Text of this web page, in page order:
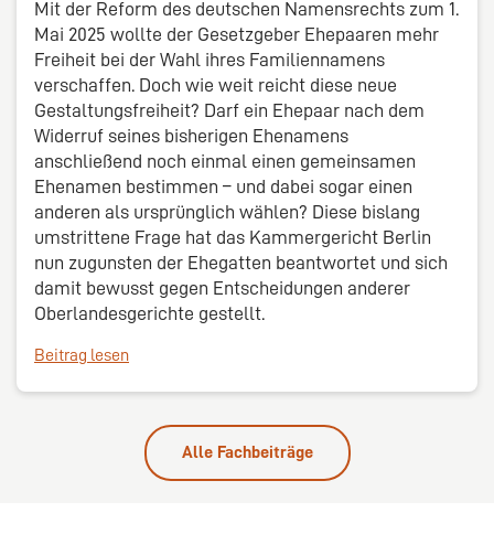
Mit der Reform des deutschen Namensrechts zum 1.
Mai 2025 wollte der Gesetzgeber Ehepaaren mehr
Freiheit bei der Wahl ihres Familiennamens
verschaffen. Doch wie weit reicht diese neue
Gestaltungsfreiheit? Darf ein Ehepaar nach dem
Widerruf seines bisherigen Ehenamens
anschließend noch einmal einen gemeinsamen
Ehenamen bestimmen – und dabei sogar einen
anderen als ursprünglich wählen? Diese bislang
umstrittene Frage hat das Kammergericht Berlin
nun zugunsten der Ehegatten beantwortet und sich
damit bewusst gegen Entscheidungen anderer
Oberlandesgerichte gestellt.
Beitrag lesen
Alle Fachbeiträge